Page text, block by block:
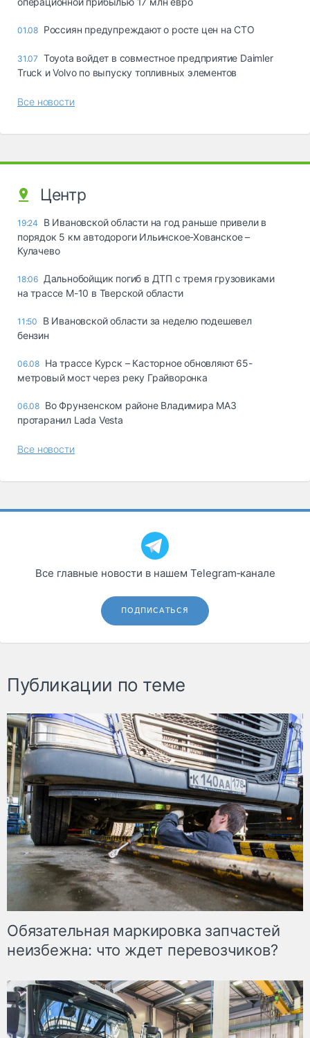
01.08 Россиян предупреждают о росте цен на СТО
31.07 Toyota войдет в совместное предприятие Daimler
Truck и Volvo по выпуску топливных элементов
Все новости
Центр
19:24
В Ивановской области на год раньше привели в
порядок 5 км автодороги Ильинское-Хованское –
Кулачево
18:06 Дальнобойщик погиб в ДТП с тремя грузовиками
на трассе М-10 в Тверской области
11:50
В Ивановской области за неделю подешевел
бензин
06.08 На трассе Курск – Касторное обновляют 65-
метровый мост через реку Грайворонка
06.08 Во Фрунзенском районе Владимира МАЗ
протаранил Lada Vesta
Все новости
Все главные новости в нашем Telegram‑канале
ПОДПИСАТЬСЯ
Публикации по теме
Обязательная маркировка запчастей
неизбежна: что ждет перевозчиков?